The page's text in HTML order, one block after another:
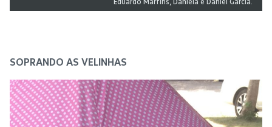
SOPRANDO AS VELINHAS